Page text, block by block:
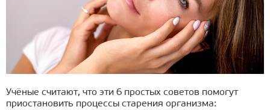
Учёные считают, что эти 6 простых советов помогут
приостановить процессы старения организма: